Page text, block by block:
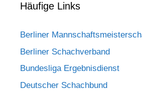
Häufige Links
Berliner
Berliner Schachverband
Bundesliga Ergebnisdienst
Deutscher Schachbund